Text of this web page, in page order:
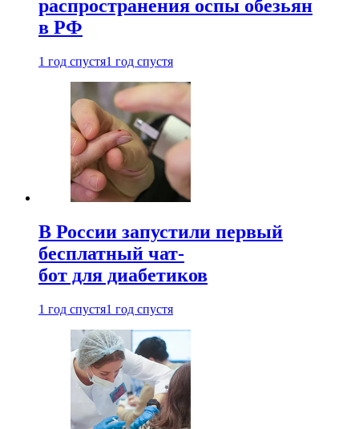
распространения оспы обезьян
в РФ
1 год спустя1 год спустя
В России запустили первый
бесплатный чат-
бот для диабетиков
1 год спустя1 год спустя